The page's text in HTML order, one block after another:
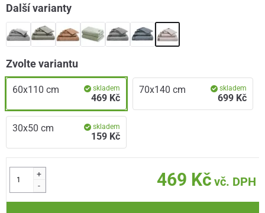
Další varianty
Zvolte variantu
60x110 cm skladem
469 Kč
70x140 cm skladem
699 Kč
30x50 cm skladem
159 Kč
+
-
469 Kč vč. DPH